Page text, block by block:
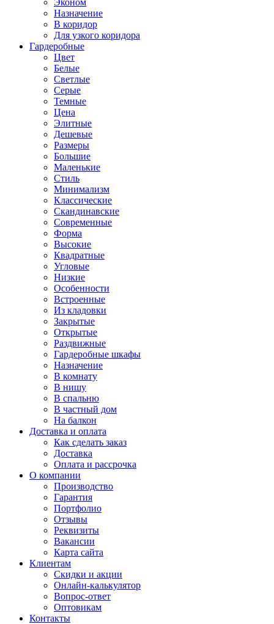
Эконом
Назначение
В коридор
Для узкого коридора
Гардеробные
Цвет
Белые
Светлые
Серые
Темные
Цена
Элитные
Дешевые
Размеры
Большие
Маленькие
Стиль
Минимализм
Классические
Скандинавские
Современные
Форма
Высокие
Квадратные
Угловые
Низкие
Особенности
Встроенные
Из кладовки
Закрытые
Открытые
Раздвижные
Гардеробные шкафы
Назначение
В комнату
В нишу
В спальню
В частный дом
На балкон
Доставка и оплата
Как сделать заказ
Доставка
Оплата и рассрочка
О компании
Производство
Гарантия
Портфолио
Отзывы
Реквизиты
Вакансии
Карта сайта
Клиентам
Скидки и акции
Онлайн-калькулятор
Вопрос-ответ
Оптовикам
Контакты